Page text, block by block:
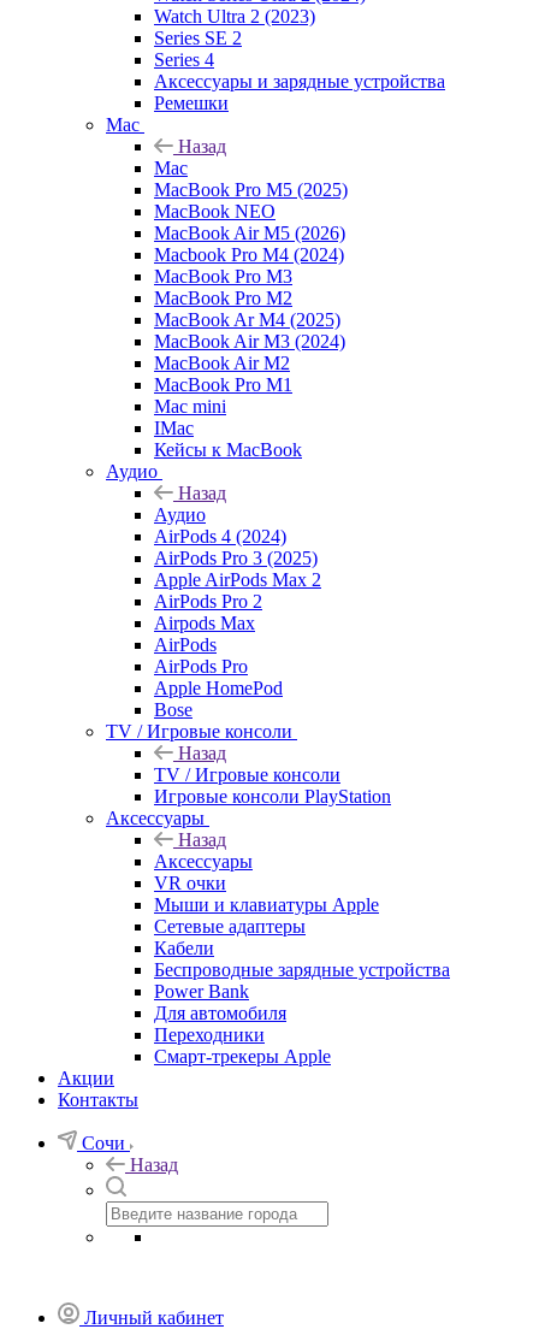
Watch Ultra 2 (2023)
Series SE 2
Series 4
Аксессуары и зарядные устройства
Ремешки
Mac
Назад
Mac
MacBook Pro M5 (2025)
MacBook NEO
MacBook Air M5 (2026)
Macbook Pro M4 (2024)
MacBook Pro M3
MacBook Pro M2
MacBook Ar M4 (2025)
MacBook Air M3 (2024)
MacBook Air M2
MacBook Pro M1
Mac mini
IMac
Кейсы к MacBook
Аудио
Назад
Аудио
AirPods 4 (2024)
AirPods Pro 3 (2025)
Apple AirPods Max 2
AirPods Pro 2
Airpods Max
AirPods
AirPods Pro
Apple HomePod
Bose
TV / Игровые консоли
Назад
TV / Игровые консоли
Игровые консоли PlayStation
Аксессуары
Назад
Аксессуары
VR очки
Мыши и клавиатуры Apple
Сетевые адаптеры
Кабели
Беспроводные зарядные устройства
Power Bank
Для автомобиля
Переходники
Смарт-трекеры Apple
Акции
Контакты
Сочи
Назад
Личный кабинет